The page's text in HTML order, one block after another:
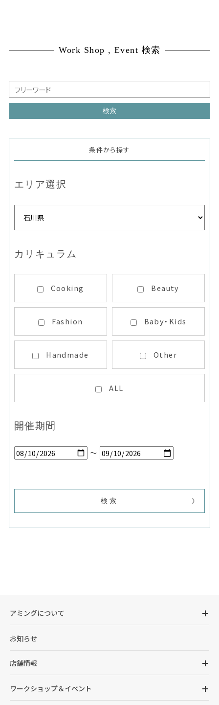
Work Shop , Event 検索
条件から探す
エリア選択
カリキュラム
Cooking Beauty
Fashion Baby・Kids
Handmade Other
ALL
開催期間
～
アミングについて
お知らせ
店舗情報
ワークショップ＆イベント